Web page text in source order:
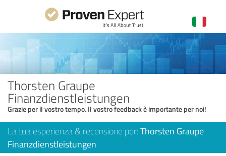
Thorsten Graupe
Finanzdienstleistungen
Grazie per il vostro tempo. Il vostro feedback è importante per noi!
La tua esperienza & recensione per: Thorsten Graupe
Finanzdienstleistungen